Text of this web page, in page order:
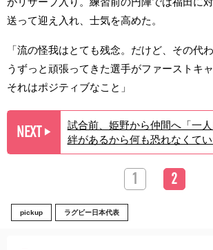
送って迎え入れ、士気を高めた。
「流の怪我はとても残念。だけど、その代
うずっと頑張ってきた選手がファーストキ
それはポジティブなこと」
NEXT ▶︎
試合前、姫野から仲間へ「一
絆があるから何も恐れなくてい
1 2
pickup ラグビー日本代表